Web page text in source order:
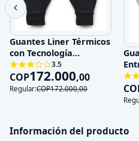
Guantes Liner Térmicos
con Tecnología
Impermeable y Touch
Sc
3.5
COP172.000,00
Regular:COP172.000,00
Información del producto